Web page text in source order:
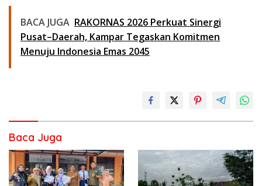
BACA JUGA RAKORNAS 2026 Perkuat Sinergi
Pusat–Daerah, Kampar Tegaskan Komitmen
Menuju Indonesia Emas 2045
Baca Juga